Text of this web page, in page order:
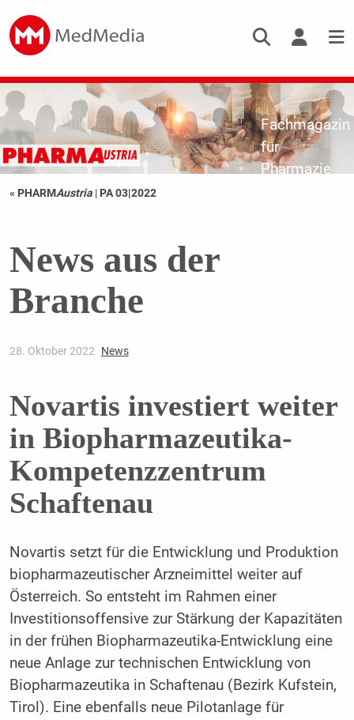
Fachmagazin
für
Pharmazie
« PHARMAustria | PA 03|2022
News aus der
Branche
28. Oktober 2022 News
Novartis investiert weiter
in Biopharmazeutika-
Kompetenzzentrum
Schaftenau
Novartis setzt für die Entwicklung und Produktion
biopharmazeutischer Arzneimittel weiter auf
Österreich. So entsteht im Rahmen einer
Investitionsoffensive zur Stärkung der Kapazitäten
in der frühen Biopharmazeutika-Entwicklung eine
neue Anlage zur technischen Entwicklung von
Biopharmazeutika in Schaftenau (Bezirk Kufstein,
Tirol). Eine ebenfalls neue Pilotanlage für